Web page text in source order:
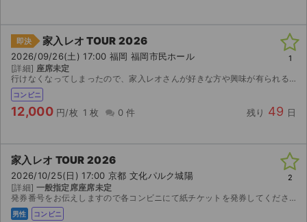
即決 家入レオ TOUR 2026
2026/09/26(土) 17:00 福岡 福岡市民ホール
[詳細] 座席未定
行けなくなってしまったので、家入レオさんが好きな方や興味が有られる方がいらっしゃったらお譲りしたいと思います。 発券が９月１６日なので、場所が定かでは有りません。 チケットを郵送しようと思い...
コンビニ
12,000 円/枚 1 枚 0 件 残り 49 日
1
家入レオ TOUR 2026
2026/10/25(日) 17:00 京都 文化パルク城陽
[詳細] 一般指定席座席未定
発券番号をお伝えしますので各コンビニにて紙チケットを発券してください。お座席は紙チケットを発券してみないと分かりませんのでご検討宜しくお願い致します。
男性 コンビニ
2